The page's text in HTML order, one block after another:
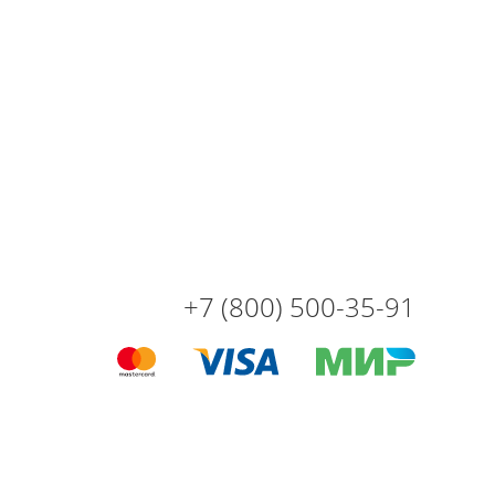
+7 (800) 500-35-91